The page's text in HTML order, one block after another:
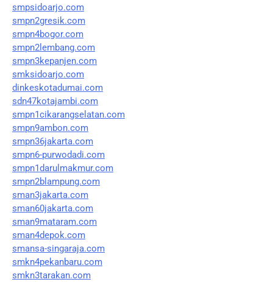
smpsidoarjo.com
smpn2gresik.com
smpn4bogor.com
smpn2lembang.com
smpn3kepanjen.com
smksidoarjo.com
dinkeskotadumai.com
sdn47kotajambi.com
smpn1cikarangselatan.com
smpn9ambon.com
smpn36jakarta.com
smpn6-purwodadi.com
smpn1darulmakmur.com
smpn2blampung.com
sman3jakarta.com
sman60jakarta.com
sman9mataram.com
sman4depok.com
smansa-singaraja.com
smkn4pekanbaru.com
smkn3tarakan.com